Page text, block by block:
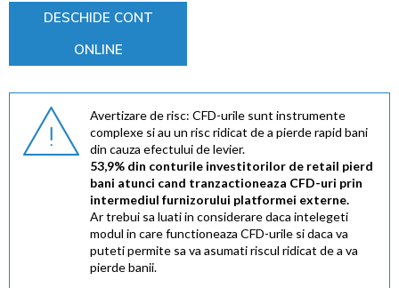
DESCHIDE CONT
ONLINE
Avertizare de risc: CFD-urile sunt instrumente
complexe si au un risc ridicat de a pierde rapid bani
din cauza efectului de levier.
53,9% din conturile investitorilor de retail pierd
bani atunci cand tranzactioneaza CFD-uri prin
intermediul furnizorului platformei externe.
Ar trebui sa luati in considerare daca intelegeti
modul in care functioneaza CFD-urile si daca va
puteti permite sa va asumati riscul ridicat de a va
pierde banii.